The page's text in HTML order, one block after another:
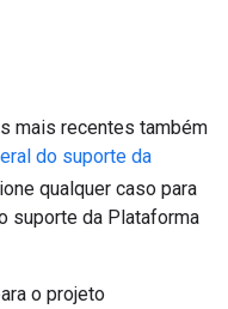
mais recentes também
do suporte da
qualquer caso para
suporte da Plataforma
o projeto